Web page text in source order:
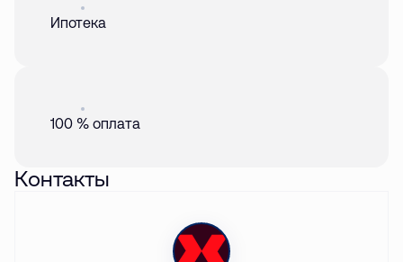
Ипотека
100 % оплата
Контакты